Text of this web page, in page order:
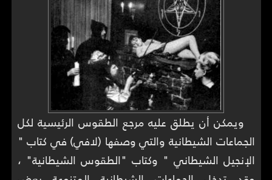
ويمكن أن يطلق عليه مرجع الطقوس الرئيسية لكل
الجماعات الشيطانية والتي وصفها (لافي) في كتاب "
الإنجيل الشيطاني " وكتاب "الطقوس الشيطانية" ،